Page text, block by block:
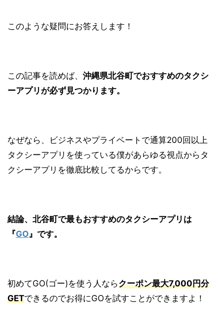
このような疑問にお答えします！
この記事を読めば、 沖縄県北谷町でおすすめのタクシ
ーアプリが必ず見つかります。
なぜなら、ビジネスやプライベートで通算200回以上
タクシーアプリを使っている僕があらゆる視点からタ
クシーアプリを徹底比較してるからです。
結論、北谷町で最もおすすめのタクシーアプリは
『GO』です。
初めてGO(ゴー)を使う人ならクーポン最大7,000円分
GETできるのでお得にGOを試すことができますよ！